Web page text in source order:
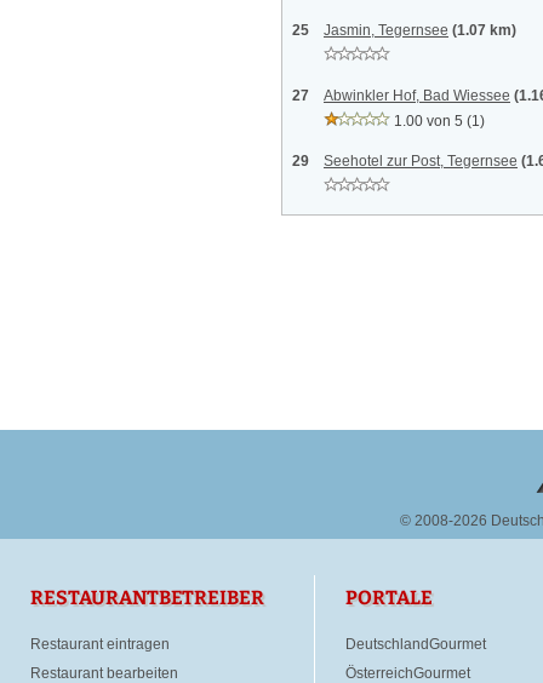
25 Jasmin, Tegernsee (1.07 km)
27 Abwinkler Hof, Bad Wiessee
1.00 von 5 (1)
29 Seehotel zur Post, Tegernsee
© 2008-2026
RESTAURANTBETREIBER
Restaurant eintragen
Restaurant bearbeiten
PORTALE
DeutschlandGourmet
ÖsterreichGourmet